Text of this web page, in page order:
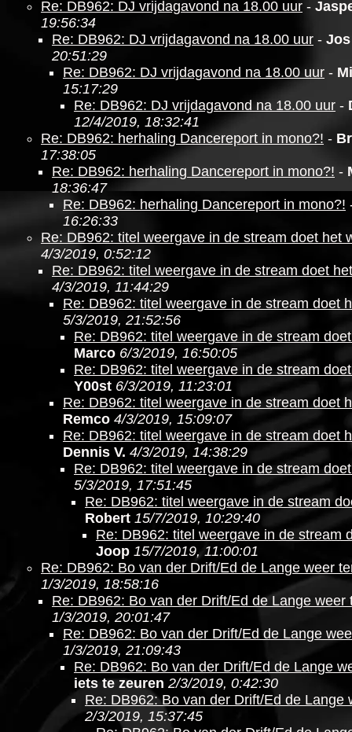
Re: DB962: DJ vrijdagavond na 18.00 uur -
19:56:34
Re: DB962: DJ vrijdagavond na 18.00 uur - Jos
20:51:29
Re: DB962: DJ vrijdagavond na 18.00 uur -
15:17:29
Re: DB962: DJ vrijdagavond na 18.00 uur -
12/4/2019, 18:32:41
Re: DB962: herhaling Dancereport in mono?! -
17:38:05
Re: DB962: herhaling Dancereport in mono?! -
18:36:47
Re: DB962: herhaling Dancereport in mono?!
16:26:33
Re: DB962: titel weergave in de stream doet het
4/3/2019, 0:52:12
Re: DB962: titel weergave in de stream doet
4/3/2019, 11:44:29
Re: DB962: titel weergave in de stream doet
5/3/2019, 21:52:56
Re: DB962: titel weergave in de stream
Marco 6/3/2019, 16:50:05
Re: DB962: titel weergave in de stream
Y00st 6/3/2019, 11:23:01
Re: DB962: titel weergave in de stream doet
Remco 4/3/2019, 15:09:07
Re: DB962: titel weergave in de stream doet
Dennis V. 4/3/2019, 14:38:29
Re: DB962: titel weergave in de stream
5/3/2019, 17:51:45
Re: DB962: titel weergave in de stream
Robert 15/7/2019, 10:29:40
Re: DB962: titel weergave in de stream
Joop 15/7/2019, 11:00:01
Re: DB962: Bo van der Drift/Ed de Lange weer
1/3/2019, 18:58:16
Re: DB962: Bo van der Drift/Ed de Lange weer
1/3/2019, 20:01:47
Re: DB962: Bo van der Drift/Ed de Lange
1/3/2019, 21:09:43
Re: DB962: Bo van der Drift/Ed de Lange
iets te zeuren 2/3/2019, 0:42:30
Re: DB962: Bo van der Drift/Ed de Lange
2/3/2019, 15:37:45